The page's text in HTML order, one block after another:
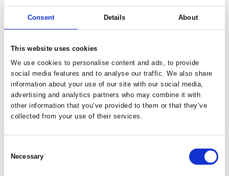
Consent Details About
This website uses cookies
We use cookies to personalise content and ads, to provide
social media features and to analyse our traffic. We also share
information about your use of our site with our social media,
advertising and analytics partners who may combine it with
other information that you’ve provided to them or that they’ve
collected from your use of their services.
Selection
Necessary
Galleri von Bartha
Claudia Wieser, Untitled